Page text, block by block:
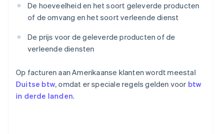
De hoeveelheid en het soort geleverde producten
of de omvang en het soort verleende dienst
De prijs voor de geleverde producten of de
verleende diensten
Op facturen aan Amerikaanse klanten wordt meestal
Duitse btw, omdat er speciale regels gelden voor btw
in derde landen.